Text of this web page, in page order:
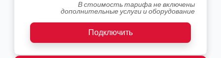
В стоимость тарифа не включены
дополнительные услуги и оборудование
Подключить